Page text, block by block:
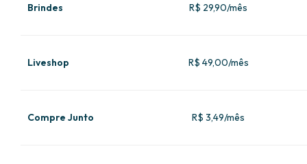
Brindes R$ 29,90/mês
Liveshop R$ 49,00/mês
Compre Junto R$ 3,49/mês